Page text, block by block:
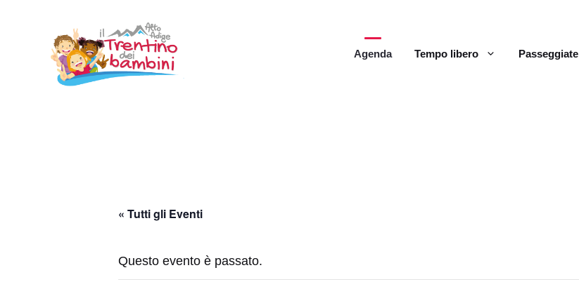
contenuto
Agenda Tempo libero Passeggiate
« Tutti gli Eventi
Questo evento è passato.